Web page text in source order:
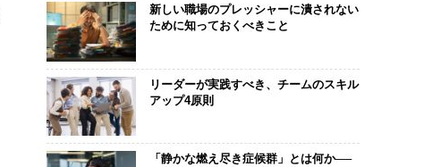
新しい職場のプレッシャーに潰されない
ために知っておくべきこと
リーダーが実践すべき、チームのスキル
アップ4原則
「静かな燃え尽き症候群」とは何か──